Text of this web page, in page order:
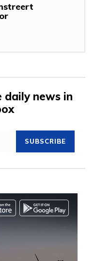
daily news in
SUBSCRIBE